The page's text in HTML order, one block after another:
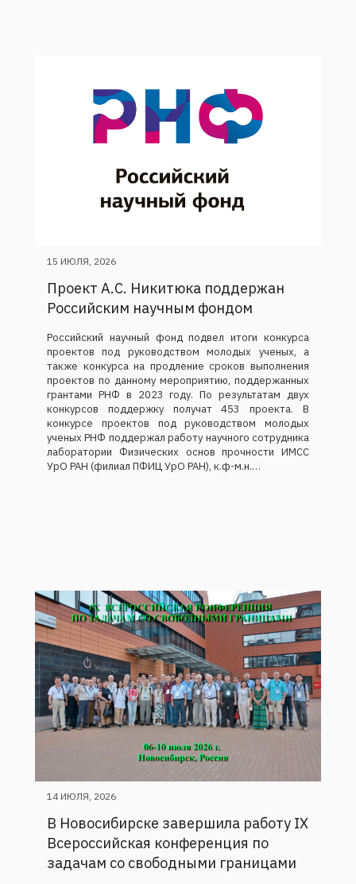
15 ИЮЛЯ, 2026
Проект А.С. Никитюка поддержан
Российским научным фондом
Российский научный фонд подвел итоги конкурса
проектов под руководством молодых ученых, а
также конкурса на продление сроков выполнения
проектов по данному мероприятию, поддержанных
грантами РНФ в 2023 году. По результатам двух
конкурсов поддержку получат 453 проекта. В
конкурсе проектов под руководством молодых
ученых РНФ поддержал работу научного сотрудника
лаборатории Физических основ прочности ИМСС
УрО РАН (филиал ПФИЦ УрО РАН), к.ф-м.н.…
14 ИЮЛЯ, 2026
В Новосибирске завершила работу IX
Всероссийская конференция по
задачам со свободными границами